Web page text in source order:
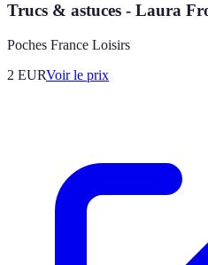
Trucs & astuces - Laura
Poches France Loisirs
2 EURVoir le prix